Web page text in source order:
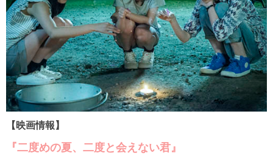
【映画情報】
『二度めの夏、二度と会えない君』